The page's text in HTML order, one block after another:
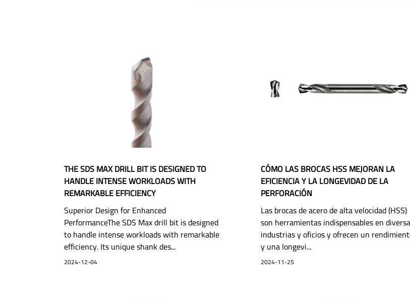
THE SDS MAX DRILL BIT IS DESIGNED TO
HANDLE INTENSE WORKLOADS WITH
REMARKABLE EFFICIENCY
Superior Design for Enhanced
PerformanceThe SDS Max drill bit is designed
to handle intense workloads with remarkable
efficiency. Its unique shank des...
2024-12-04
CÓMO LAS BROCAS HSS MEJORAN LA
EFICIENCIA Y LA LONGEVIDAD DE LA
PERFORACIÓN
Las brocas de acero de alta velocidad (HSS)
son herramientas indispensables en
industrias y oficios y ofrecen un
y una longevi...
2024-11-25